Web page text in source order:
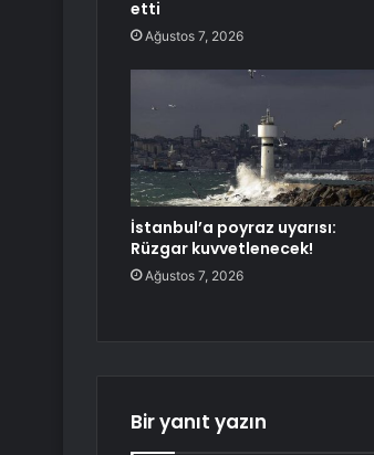
etti
Ağustos 7, 2026
İstanbul’a poyraz uyarısı:
Rüzgar kuvvetlenecek!
Ağustos 7, 2026
Bir yanıt yazın